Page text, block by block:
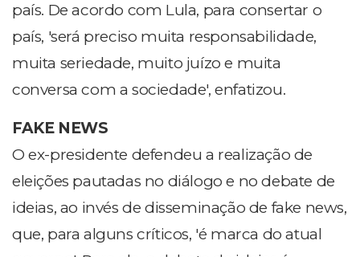
país. De acordo com Lula, para consertar o
país, 'será preciso muita responsabilidade,
muita seriedade, muito juízo e muita
conversa com a sociedade', enfatizou.
FAKE NEWS
O ex-presidente defendeu a realização de
eleições pautadas no diálogo e no debate de
ideias, ao invés de disseminação de fake news,
que, para alguns críticos, 'é marca do atual